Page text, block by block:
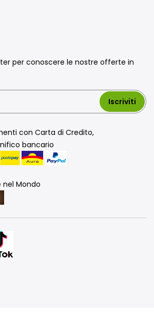
per conoscere le nostre offerte in
Iscriviti
con Carta di Credito,
bancario
nel Mondo